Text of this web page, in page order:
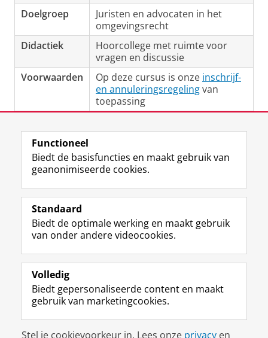
Doelgroep
Juristen en advocaten in het
omgevingsrecht
Didactiek
Hoorcollege met ruimte voor
vragen en discussie
Voorwaarden
Op deze cursus is onze inschrijf-
en annuleringsregelingvan
toepassing
Laatst gewijzigd: 10 februari 2025 14:49
Volg de RUG
F
a
e
b
o
p
a
i
n
L
i
k
e
I
-
p
g
i
R
S
-
f
e
R
k
s
I
n
t
r
m
c
c
Y
o
T
e
k
a
a
Studiekiezers
Alumni
Over ons
Disclaimer & Copyright
Functioneel
Biedt de basisfuncties en maakt gebruik van
geanonimiseerde cookies.
Standaard
Biedt de optimale werking en maakt gebruik
van onder andere videocookies.
Volledig
Biedt gepersonaliseerde content en maakt
gebruik van marketingcookies.
Stel je cookievoorkeur in. Lees onze privacy en